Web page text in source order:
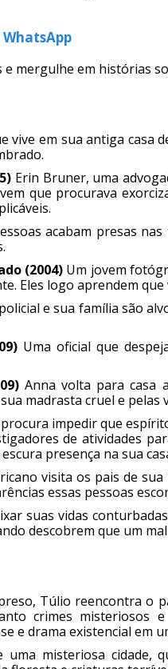
e mergulhe em histórias
vive em sua antiga casa
Erin Bruner, uma
que procurava
acabam presas
(2004)Um jovem
Eles logo aprendem
e sua família são
Uma oficial que
Anna volta para casa
madrasta cruel e pelas
impedir que
de atividades
presença na sua
visita os pais de
essas pessoas
suas vidas
descobrem que um
Túlio reencontra o
crimes misteriosos
e drama existencial em
uma misteriosa cidade,